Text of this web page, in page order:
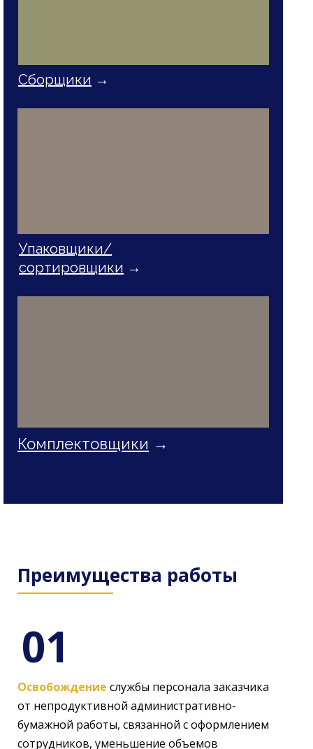
Комплектовщики →
Упаковщики/
сортировщики →
Сборщики →
Освобождение службы персонала заказчика
от непродуктивной административно-
бумажной работы, связанной с оформлением
сотрудников, уменьшение объемов
01
Преимущества работы